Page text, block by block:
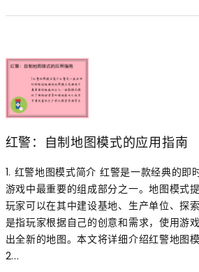
红警：自制地图模式的应用指南
1. 红警地图模式简介 红警是一款经典的即
游戏中最重要的组成部分之一。地图模式
玩家可以在其中建设基地、生产单位、探
是指玩家根据自己的创意和需求，使用游
出全新的地图。本文将详细介绍红警地图
2...